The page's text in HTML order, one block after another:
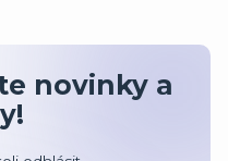
novinky a